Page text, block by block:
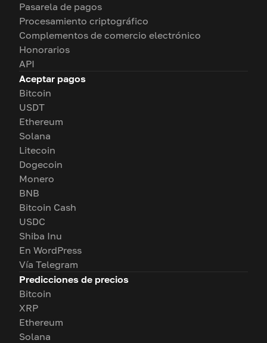
Pasarela de pagos
Procesamiento criptográfico
Complementos de comercio electrónico
Honorarios
API
Aceptar pagos
Bitcoin
USDT
Ethereum
Solana
Litecoin
Dogecoin
Monero
BNB
Bitcoin Cash
USDC
Shiba Inu
En WordPress
Vía Telegram
Predicciones de precios
Bitcoin
XRP
Ethereum
Solana